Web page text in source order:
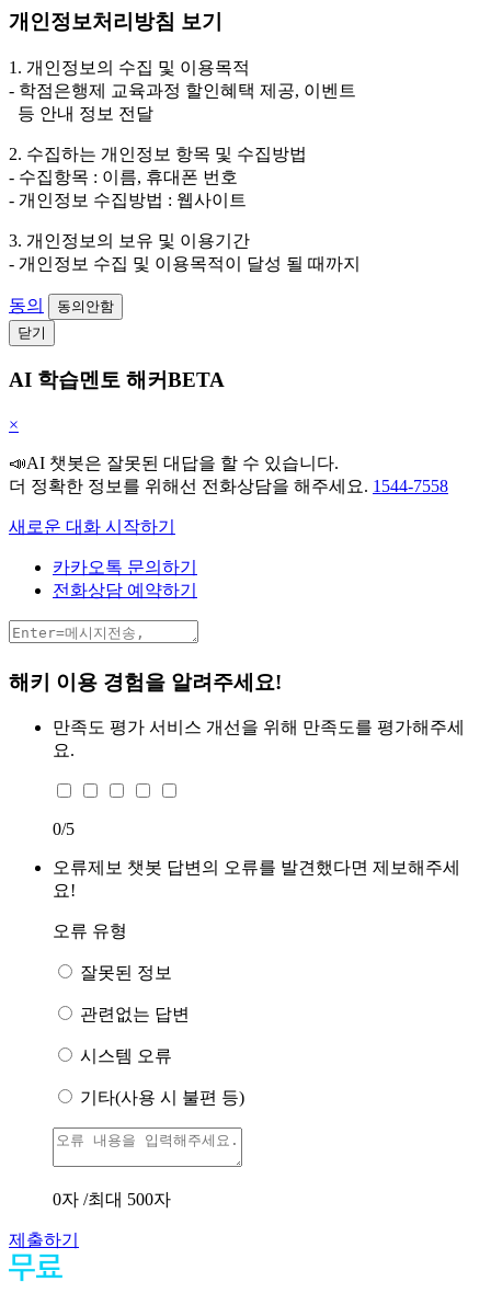
개인정보처리방침 보기
1. 개인정보의 수집 및 이용목적
- 학점은행제 교육과정 할인혜택 제공, 이벤트
등 안내 정보 전달
2. 수집하는 개인정보 항목 및 수집방법
- 수집항목 : 이름, 휴대폰 번호
- 개인정보 수집방법 : 웹사이트
3. 개인정보의 보유 및 이용기간
- 개인정보 수집 및 이용목적이 달성 될 때까지
동의
동의안함
닫기
AI 학습멘토 해커BETA
×
📣AI 챗봇은 잘못된 대답을 할 수 있습니다.
더 정확한 정보를 위해선 전화상담을 해주세요. 1544-7558
새로운 대화 시작하기
카카오톡 문의하기
전화상담 예약하기
해키 이용 경험을 알려주세요!
만족도 평가 서비스 개선을 위해 만족도를 평가해주세
요.
0/5
오류제보 챗봇 답변의 오류를 발견했다면 제보해주세
요!
오류 유형
잘못된 정보
관련없는 답변
시스템 오류
기타(사용 시 불편 등)
0자 /최대 500자
제출하기